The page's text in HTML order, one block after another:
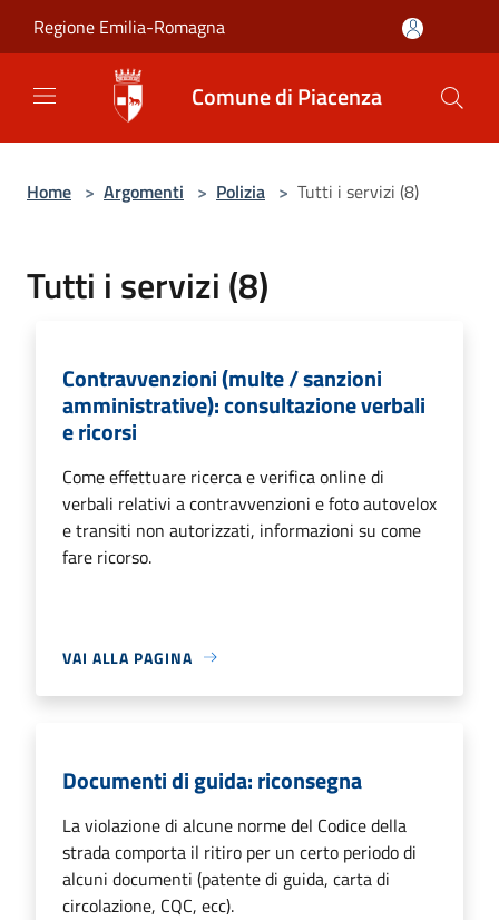
Regione Emilia-Romagna
Comune di Piacenza
Home > Argomenti > Polizia > Tutti i servizi (8)
Tutti i servizi (8)
Contravvenzioni (multe / sanzioni
amministrative): consultazione verbali
e ricorsi
Come effettuare ricerca e verifica online di
verbali relativi a contravvenzioni e foto autovelox
e transiti non autorizzati, informazioni su come
fare ricorso.
VAI ALLA PAGINA
Documenti di guida: riconsegna
La violazione di alcune norme del Codice della
strada comporta il ritiro per un certo periodo di
alcuni documenti (patente di guida, carta di
circolazione, CQC, ecc).